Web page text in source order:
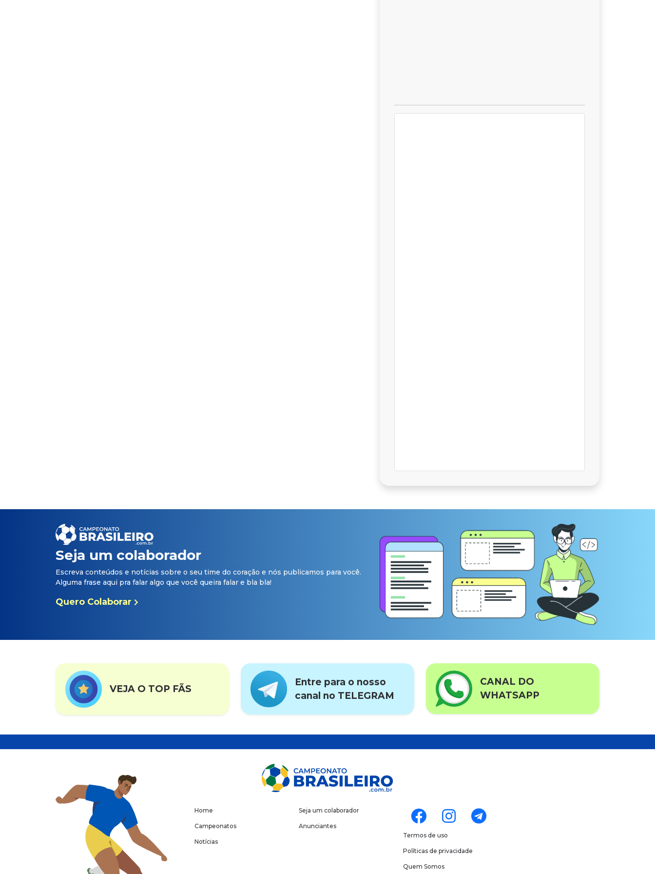
Seja um colaborador
Escreva conteúdos e notícias sobre o seu time do coração e nós publicamos para você.
Alguma frase aqui pra falar algo que você queira falar e bla bla!
Quero Colaborar
VEJA O TOP FÃS
Entre para o nosso
canal no TELEGRAM
CANAL DO
WHATSAPP
Home
Campeonatos
Notícias
Seja um colaborador
Anunciantes
Termos de uso
Políticas de privacidade
Quem Somos